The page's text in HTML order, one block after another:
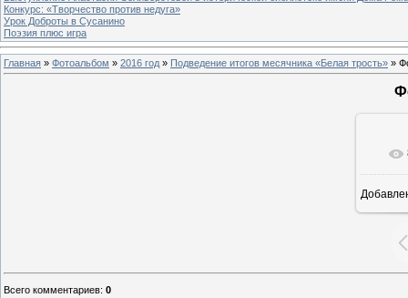
Конкурс: «Творчество против недуга»
Урок Доброты в Сусанино
Поэзия плюс игра
Главная » Фотоальбом » 2016 год » Подведение итогов месячника «Белая трость» »
Всего комментариев: 0